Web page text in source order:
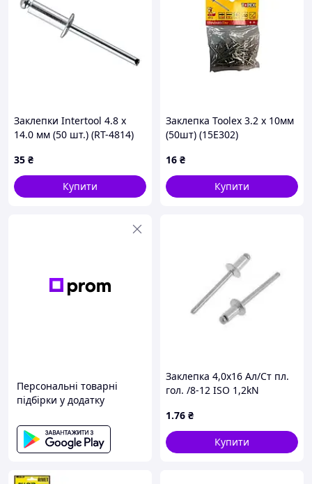
Заклепки Intertool 4.8 х
14.0 мм (50 шт.) (RT-4814)
35 ₴
Купити
Заклепка Toolex 3.2 x 10мм
(50шт) (15E302)
16 ₴
Купити
Персональні товарні
підбірки у додатку
Заклепка 4,0х16 Ал/Ст пл.
гол. /8-12 ISO 1,2kN
1.76 ₴
Купити